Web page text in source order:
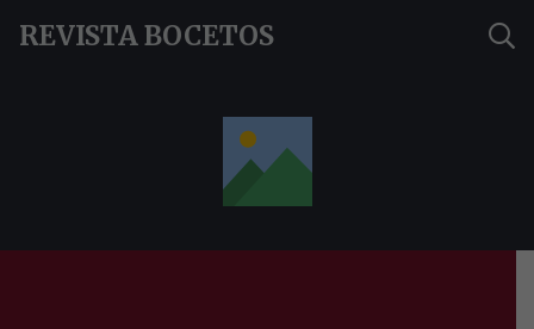
REVISTA BOCETOS